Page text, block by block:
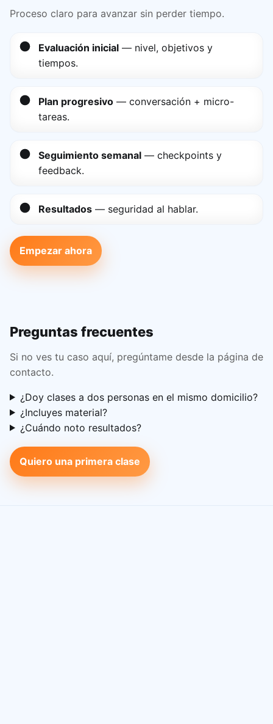
Proceso claro para avanzar sin perder tiempo.
Evaluación inicial — nivel, objetivos y
tiempos.
Plan progresivo — conversación + micro-
tareas.
Seguimiento semanal — checkpoints y
feedback.
Resultados — seguridad al hablar.
Empezar ahora
Preguntas frecuentes
Si no ves tu caso aquí, pregúntame desde la página de
contacto.
¿Doy clases a dos personas en el mismo domicilio?
¿Incluyes material?
¿Cuándo noto resultados?
Quiero una primera clase